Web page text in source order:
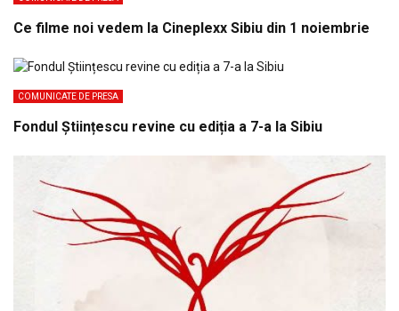
Ce filme noi vedem la Cineplexx Sibiu din 1 noiembrie
COMUNICATE DE PRESA
Fondul Științescu revine cu ediția a 7-a la Sibiu